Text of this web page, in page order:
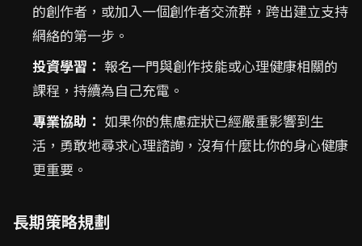
的創作者，或加入一個創作者交流群，跨出建立支持
網絡的第一步。
投資學習： 報名一門與創作技能或心理健康相關的
課程，持續為自己充電。
專業協助： 如果你的焦慮症狀已經嚴重影響到生
活，勇敢地尋求心理諮詢，沒有什麼比你的身心健康
更重要。
長期策略規劃